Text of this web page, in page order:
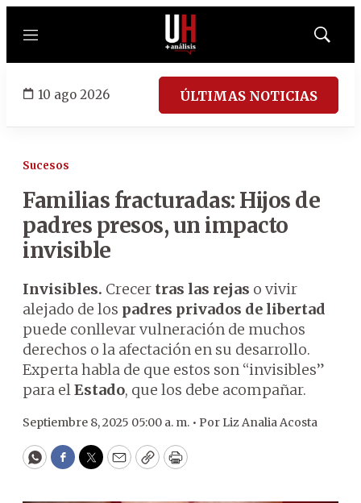
Menú
Mostrar
10 ago 2026 ÚLTIMAS NOTICIAS
Sucesos
Familias fracturadas: Hijos de
padres presos, un impacto
invisible
Invisibles. Crecer tras las rejas o vivir
alejado de los padres privados de libertad
puede conllevar vulneración de muchos
derechos o la afectación en su desarrollo.
Experta habla de que estos son “invisibles”
para elEstado, que los debe acompañar.
Septiembre 8, 2025 05:00 a. m. • Por Liz Analia Acosta
WhatsApp
Facebook
Twitter
EmailCopyPrint